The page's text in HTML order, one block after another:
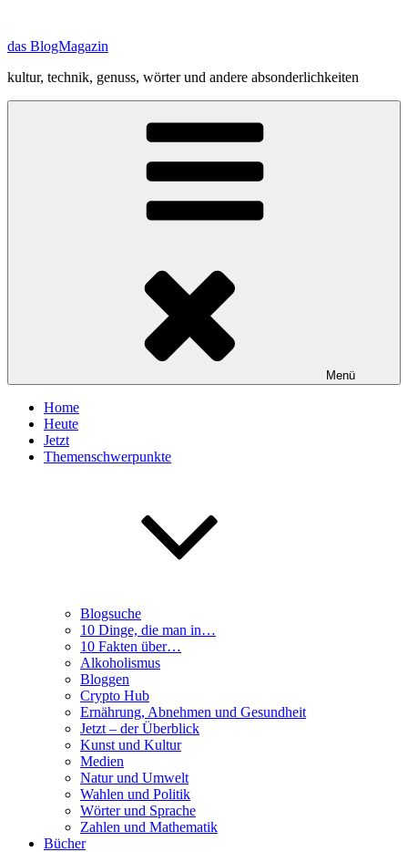
springen
das BlogMagazin
kultur, technik, genuss, wörter und andere absonderlichkeiten
Menü
Home
Heute
Jetzt
Themenschwerpunkte
Blogsuche
10 Dinge, die man in…
10 Fakten über…
Alkoholismus
Bloggen
Crypto Hub
Ernährung, Abnehmen und Gesundheit
Jetzt – der Überblick
Kunst und Kultur
Medien
Natur und Umwelt
Wahlen und Politik
Wörter und Sprache
Zahlen und Mathematik
Bücher